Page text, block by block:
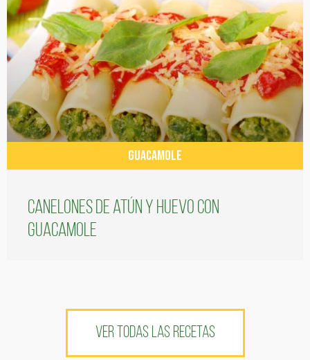
GUACAMOLE
Canelones de atún y huevo con
guacamole
VER TODAS LAS RECETAS